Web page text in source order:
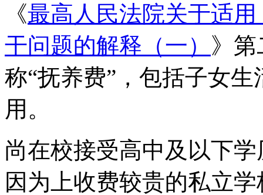
《最高人民法院关于适
干问题的解释（一） 》
称“抚养费”，包括子女
用。
尚在校接受高中及以下
因为上收费较贵的私立